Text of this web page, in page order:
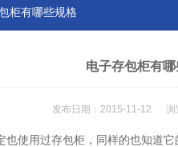
柜有哪些规格
电子存包柜有
发布日期：2015-11-12 浏
也使用过存包柜，同样的也知道